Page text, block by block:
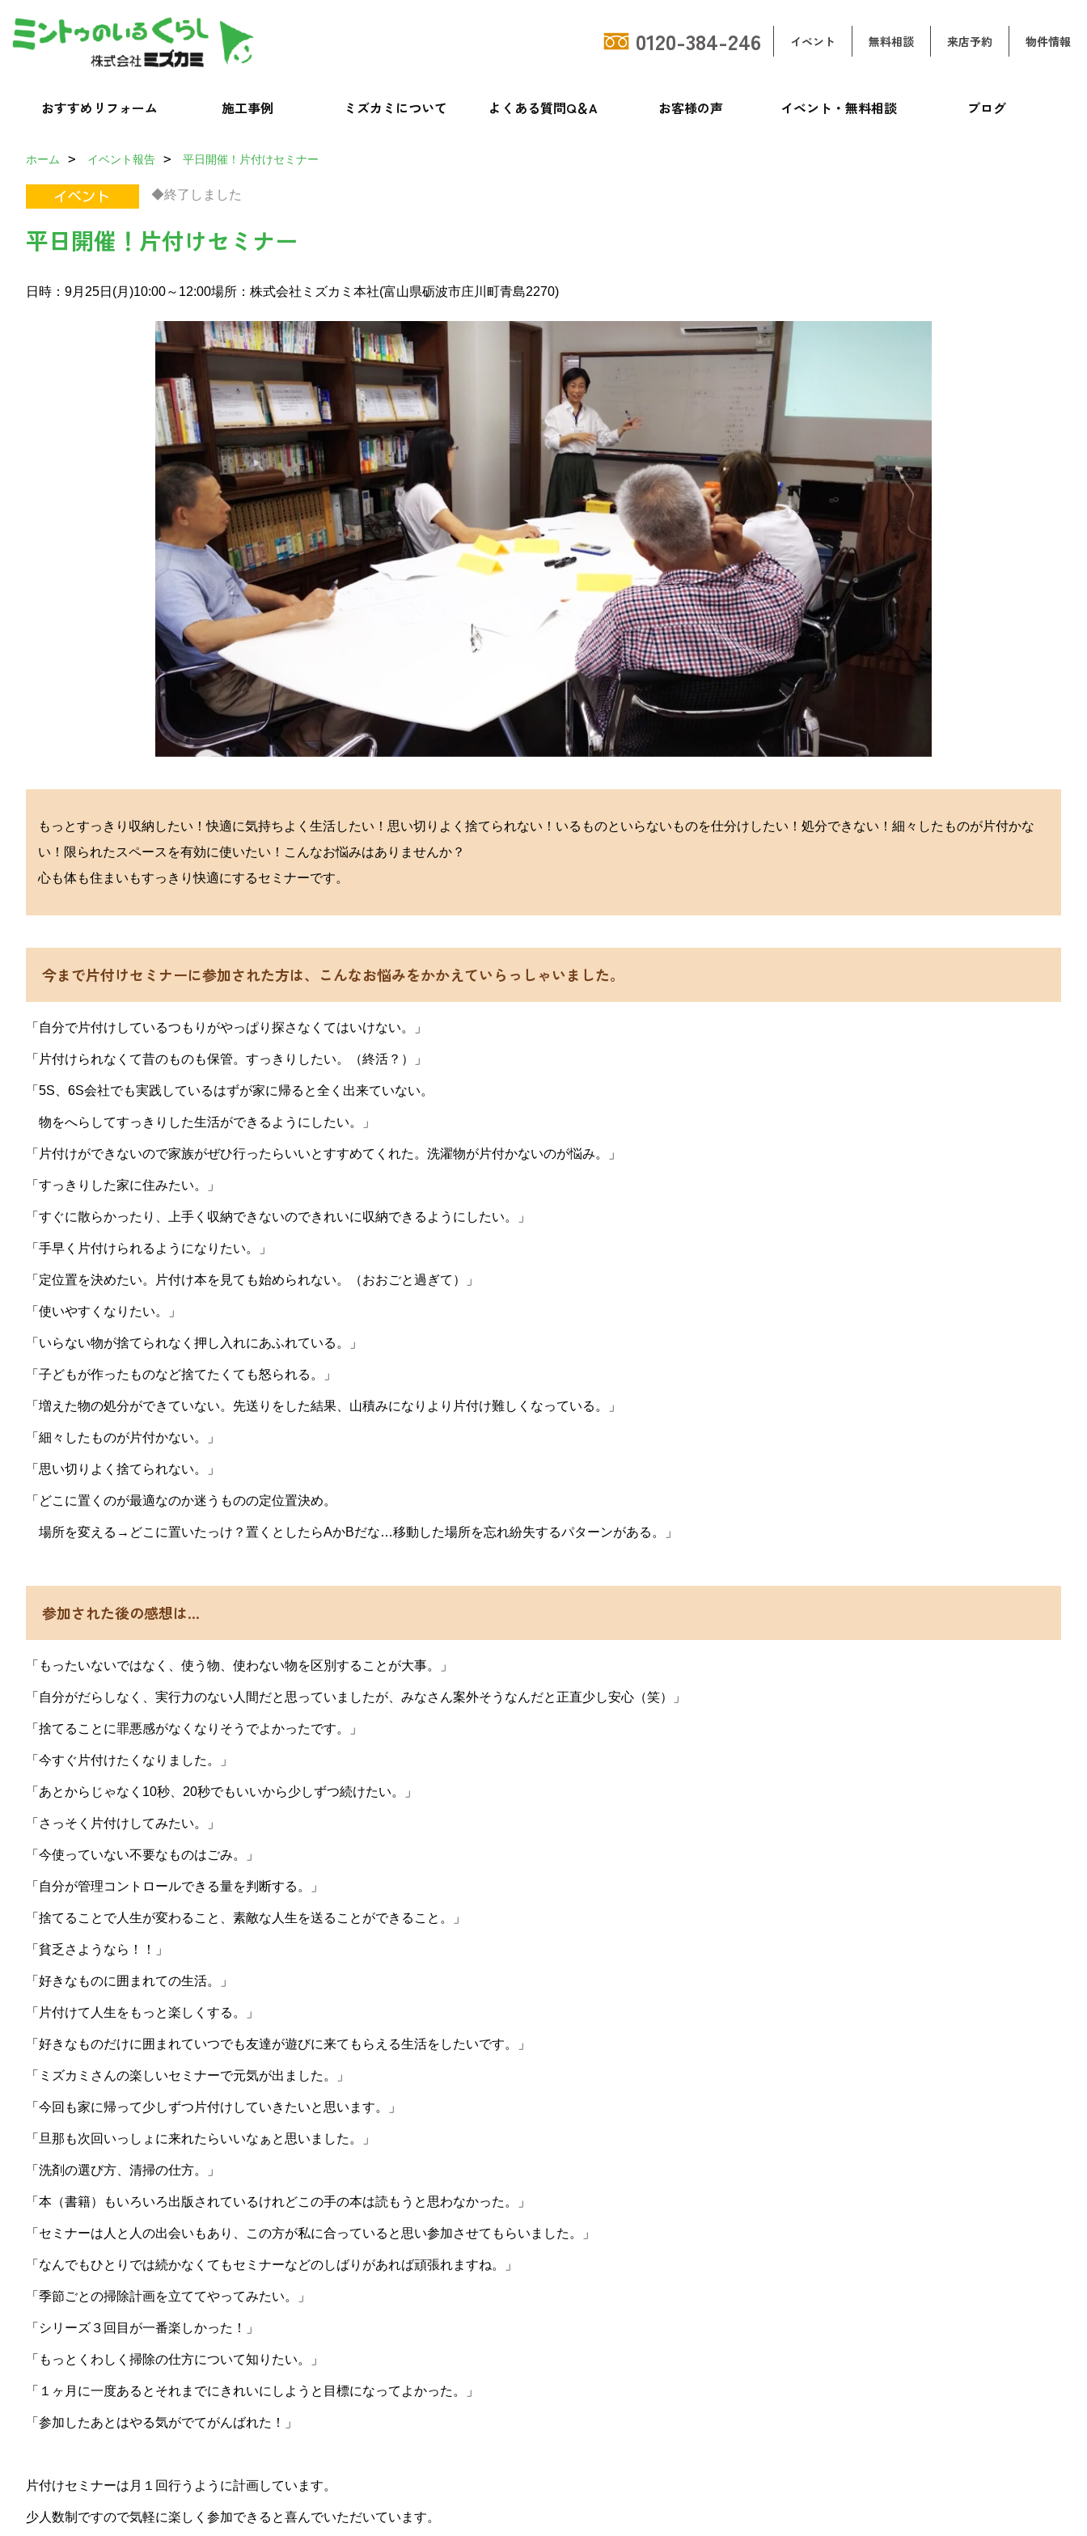
0120-384-246 イベント 無料相談 来店予約 物件情報
おすすめリフォーム 施工事例 ミズカミについて よくある質問Q＆A お客様の声 イベント・無料相談 ブログ
ホーム イベント報告 平日開催！片付けセミナー
◆終了しました
平日開催！片付けセミナー
日時：9月25日(月)10:00～12:00場所：株式会社ミズカミ本社(富山県砺波市庄川町青島2270)
もっとすっきり収納したい！快適に気持ちよく生活したい！思い切りよく捨てられない！いるものといらないものを仕分けしたい！処分できない！細々したものが片付かな
い！限られたスペースを有効に使いたい！こんなお悩みはありませんか？
心も体も住まいもすっきり快適にするセミナーです。
今まで片付けセミナーに参加された方は、こんなお悩みをかかえていらっしゃいました。
「自分で片付けしているつもりがやっぱり探さなくてはいけない。」
「片付けられなくて昔のものも保管。すっきりしたい。（終活？）」
「5S、6S会社でも実践しているはずが家に帰ると全く出来ていない。
物をへらしてすっきりした生活ができるようにしたい。」
「片付けができないので家族がぜひ行ったらいいとすすめてくれた。洗濯物が片付かないのが悩み。」
「すっきりした家に住みたい。」
「すぐに散らかったり、上手く収納できないのできれいに収納できるようにしたい。」
「手早く片付けられるようになりたい。」
「定位置を決めたい。片付け本を見ても始められない。（おおごと過ぎて）」
「使いやすくなりたい。」
「いらない物が捨てられなく押し入れにあふれている。」
「子どもが作ったものなど捨てたくても怒られる。」
「増えた物の処分ができていない。先送りをした結果、山積みになりより片付け難しくなっている。」
「細々したものが片付かない。」
「思い切りよく捨てられない。」
「どこに置くのが最適なのか迷うものの定位置決め。
場所を変える→どこに置いたっけ？置くとしたらAかBだな…移動した場所を忘れ紛失するパターンがある。」
参加された後の感想は…
「もったいないではなく、使う物、使わない物を区別することが大事。」
「自分がだらしなく、実行力のない人間だと思っていましたが、みなさん案外そうなんだと正直少し安心（笑）」
「捨てることに罪悪感がなくなりそうでよかったです。」
「今すぐ片付けたくなりました。」
「あとからじゃなく10秒、20秒でもいいから少しずつ続けたい。」
「さっそく片付けしてみたい。」
「今使っていない不要なものはごみ。」
「自分が管理コントロールできる量を判断する。」
「捨てることで人生が変わること、素敵な人生を送ることができること。」
「貧乏さようなら！！」
「好きなものに囲まれての生活。」
「片付けて人生をもっと楽しくする。」
「好きなものだけに囲まれていつでも友達が遊びに来てもらえる生活をしたいです。」
「ミズカミさんの楽しいセミナーで元気が出ました。」
「今回も家に帰って少しずつ片付けしていきたいと思います。」
「旦那も次回いっしょに来れたらいいなぁと思いました。」
「洗剤の選び方、清掃の仕方。」
「本（書籍）もいろいろ出版されているけれどこの手の本は読もうと思わなかった。」
「セミナーは人と人の出会いもあり、この方が私に合っていると思い参加させてもらいました。」
「なんでもひとりでは続かなくてもセミナーなどのしばりがあれば頑張れますね。」
「季節ごとの掃除計画を立ててやってみたい。」
「シリーズ３回目が一番楽しかった！」
「もっとくわしく掃除の仕方について知りたい。」
「１ヶ月に一度あるとそれまでにきれいにしようと目標になってよかった。」
「参加したあとはやる気がでてがんばれた！」
片付けセミナーは月１回行うように計画しています。
少人数制ですので気軽に楽しく参加できると喜んでいただいています。